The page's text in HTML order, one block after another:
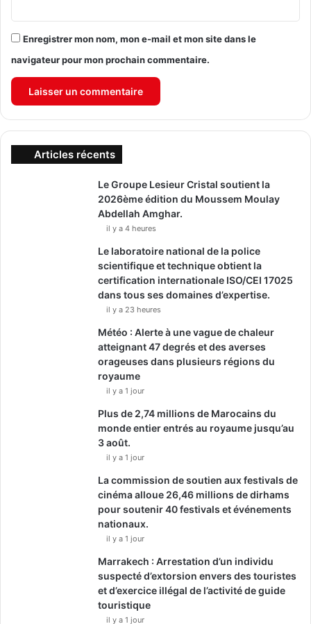
Enregistrer mon nom, mon e-mail et mon site dans le
navigateur pour mon prochain commentaire.
Articles récents
Le Groupe Lesieur Cristal soutient la
2026ème édition du Moussem Moulay
Abdellah Amghar.
il y a 4 heures
Le laboratoire national de la police
scientifique et technique obtient la
certification internationale ISO/CEI 17025
dans tous ses domaines d’expertise.
il y a 23 heures
Météo : Alerte à une vague de chaleur
atteignant 47 degrés et des averses
orageuses dans plusieurs régions du
royaume
il y a 1 jour
Plus de 2,74 millions de Marocains du
monde entier entrés au royaume jusqu’au
3 août.
il y a 1 jour
La commission de soutien aux festivals de
cinéma alloue 26,46 millions de dirhams
pour soutenir 40 festivals et événements
nationaux.
il y a 1 jour
Marrakech : Arrestation d’un individu
suspecté d’extorsion envers des touristes
et d’exercice illégal de l’activité de guide
touristique
il y a 1 jour